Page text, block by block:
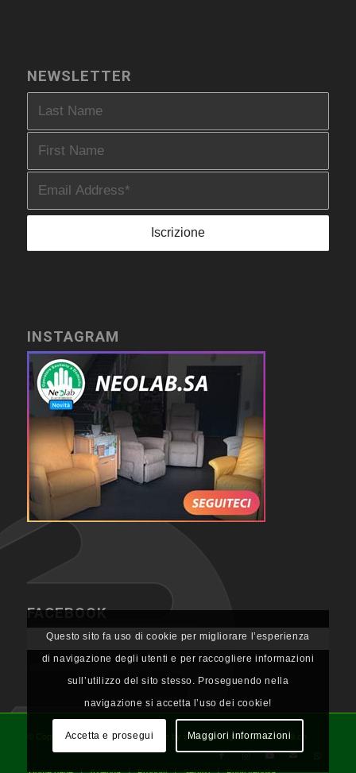
NEWSLETTER
INSTAGRAM
FACEBOOK
© Copyright - NL Neolab SA, website by webjuice sagl & photolocatelli.ch
Questo sito fa uso di cookie per migliorare l’esperienza
di navigazione degli utenti e per raccogliere informazioni
sull’utilizzo del sito stesso. Proseguendo nella
navigazione si accetta l’uso dei cookie!
Accetta e prosegui Maggiori informazioni